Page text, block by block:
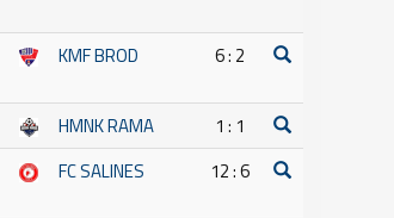
KMF BROD 6 : 2
HMNK RAMA
1 : 1
FC SALINES 12 : 6